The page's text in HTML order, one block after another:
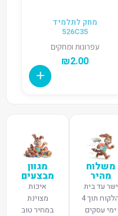
מחק לתלמיד
526C35
עפרונות ומחקים
₪2.00
משלוח
מהיר
ישר עד בית
הלקוח תוך 4
ימי עסקים
מגוון
מבצעים
איכות
מצוינת
במחיר טוב